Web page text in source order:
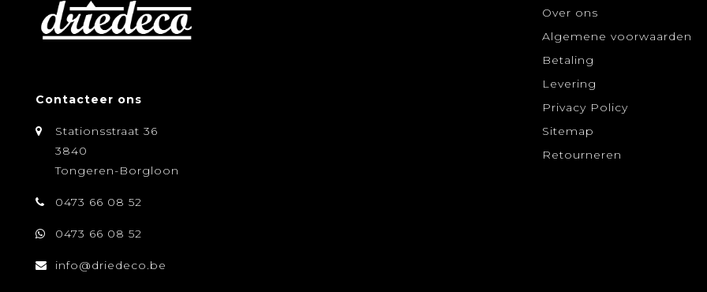
Contacteer ons
Stationsstraat 36
3840
Tongeren-Borgloon
0473 66 08 52
0473 66 08 52
info@driedeco.be
Over ons
Algemene voorwaarden
Betaling
Levering
Privacy Policy
Sitemap
Retourneren